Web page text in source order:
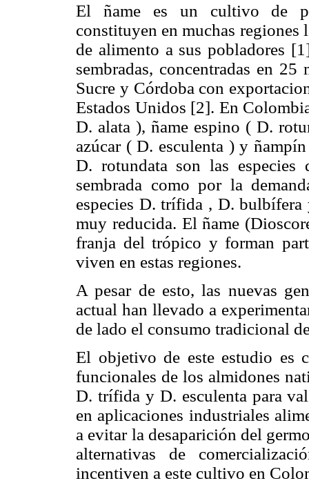
El ñame es un cultivo de
constituyen en muchas
de alimento a sus pobladores
sembradas, concentradas en
Sucre y Córdoba con
Estados Unidos [2]. En
D. alata ), ñame espino ( D.
azúcar ( D. esculenta ) y
D. rotundata son las
sembrada como por la
especies D. trífida , D. bulbífera
muy reducida. El ñame
franja del trópico y forman
viven en estas regiones.
A pesar de esto, las nuevas
actual han llevado a
de lado el consumo tradicional
El objetivo de este estudio es
funcionales de los almidones
D. trífida y D. esculenta para
en aplicaciones industriales
a evitar la desaparición del
alternativas de
incentiven a este cultivo en